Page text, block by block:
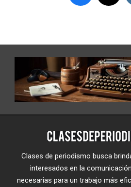
Clases de periodismo busca
interesados en la
necesarias para un trabajo más